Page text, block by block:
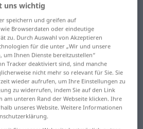
Wörterbuch
Übersetzung für
Spanisch
uns wichtig
speichern und greifen auf
Browserdaten oder eindeutige
zu. Durch Auswahl von Akzeptieren
für die unter „Wir und unsere
um Ihnen Dienste bereitzustellen“
Tracker deaktiviert sind, sind manche
nicht mehr so relevant für Sie. Sie
wieder aufrufen, um Ihre Einstellungen zu
zu widerrufen, indem Sie auf den Link
am unteren Rand der Webseite klicken. Ihre
unseres Website. Weitere Informationen